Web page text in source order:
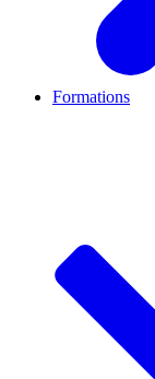
Formations